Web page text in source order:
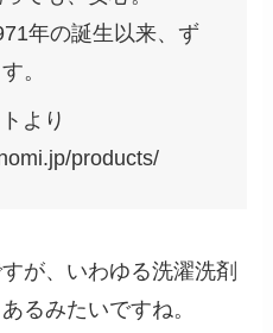
年の誕生以来、ず
。
より
products/
が、いわゆる洗濯洗剤
るみたいですね。